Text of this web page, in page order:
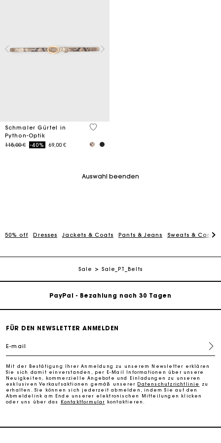
Schmaler Gürtel in
Python-Optik
Price reduced from
115,00 €to-40% 69,00 €
4,1 out of 5 Customer Rating
Auswahl beenden
50% off Dresses Jackets & Coats Pants & Jeans Sweats &
Sale Sale_PT_Belts
Die Maje-Geschenkkarte: Die beste Möglichkeit, das
Kostenlose Lieferung innerhalb von 2-3 Tagen
PayPal - Bezahlung nach 30 Tagen
Die Maje-Geschenkkarte: Die beste Möglichkeit, das
perfekte Geschenk zu machen
Kostenlose Lieferung innerhalb von 2-3 Tagen
PayPal - Bezahlung nach 30 Tagen
FÜR DEN NEWSLETTER ANMELDEN
E-mail
Mit der Bestätigung Ihrer Anmeldung zu unserem Newsletter erklären
Sie sich damit einverstanden, per E-Mail Informationen über unsere
Neuigkeiten, kommerzielle Angebote und Einladungen zu unseren
exklusiven Verkaufsaktionen gemäß unserer Datenschutzrichtlinie
zu
erhalten. Sie können sich jederzeit abmelden, indem Sie auf den
Abmeldelink am Ende unserer elektronischen Mitteilungen klicken
oder uns über das
Kontaktformular kontaktieren.